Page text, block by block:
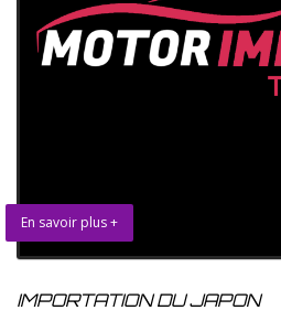
En savoir plus +
IMPORTATION DU JAPON